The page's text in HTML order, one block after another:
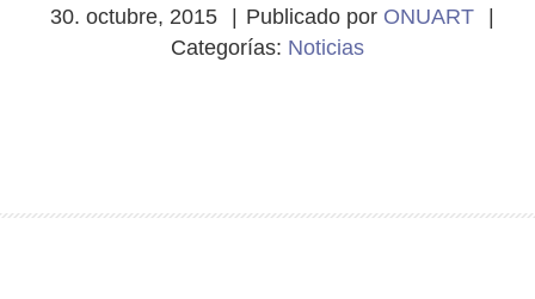
30. octubre, 2015 | Publicado por ONUART
|
Categorías: Noticias